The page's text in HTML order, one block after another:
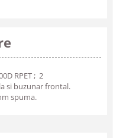
RPET ; 2
si buzunar frontal.
spuma.